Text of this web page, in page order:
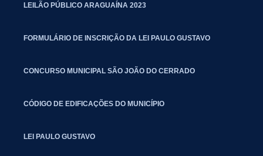
LEILÃO PÚBLICO ARAGUAÍNA 2023
FORMULÁRIO DE INSCRIÇÃO DA LEI PAULO GUSTAVO
CONCURSO MUNICIPAL SÃO JOÃO DO CERRADO
CÓDIGO DE EDIFICAÇÕES DO MUNICÍPIO
LEI PAULO GUSTAVO